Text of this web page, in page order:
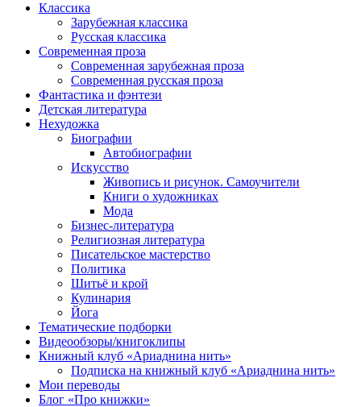
Классика
Зарубежная классика
Русская классика
Современная проза
Современная зарубежная проза
Современная русская проза
Фантастика и фэнтези
Детская литература
Нехудожка
Биографии
Автобиографии
Искусство
Живопись и рисунок. Самоучители
Книги о художниках
Мода
Бизнес-литература
Религиозная литература
Писательское мастерство
Политика
Шитьё и крой
Кулинария
Йога
Тематические подборки
Видеообзоры/книгоклипы
Книжный клуб «Ариаднина нить»
Подписка на книжный клуб «Ариаднина нить»
Мои переводы
Блог «Про книжки»